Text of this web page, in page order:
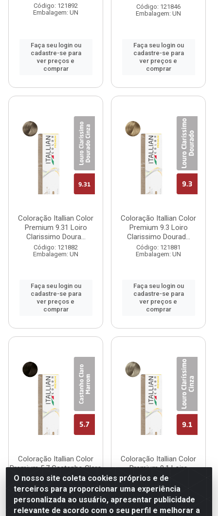
Código: 121892
Embalagem: UN
Faça seu login ou
cadastre-se para
ver preços e
comprar
Código: 121846
Embalagem: UN
Faça seu login ou
cadastre-se para
ver preços e
comprar
Coloração Itallian Color
Premium 9.31 Loiro
Clarissimo Doura...
Código: 121882
Embalagem: UN
Faça seu login ou
cadastre-se para
ver preços e
comprar
Coloração Itallian Color
Premium 9.3 Loiro
Clarissimo Dourad...
Código: 121881
Embalagem: UN
Faça seu login ou
cadastre-se para
ver preços e
comprar
Coloração Itallian Color
Premium 5.7 Castanho Claro
Marrom
Código: 121847
Embalagem: UN
Coloração Itallian Color
Premium 9.1 Loiro
Clarissimo Cinza
Código: 121879
Embalagem: UN
O nosso site coleta cookies próprios e de
terceiros para proporcionar uma experiência
personalizada ao usuário, apresentar publicidade
relevante de acordo com o seu perfil e melhorar a